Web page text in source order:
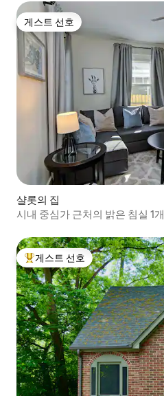
게스트 선호
게스트 선호
샬롯의 집
시내 중심가 근처의 밝은 침실 1개
상위 게스트 선호
게스트 선호